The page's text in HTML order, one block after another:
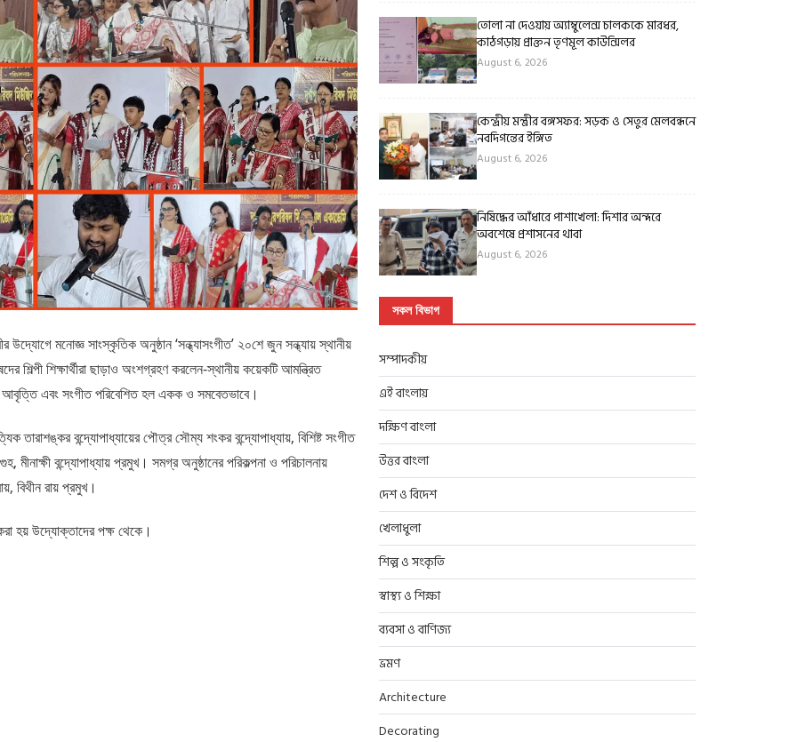
উদ্যোগে মনোজ্ঞ সাংস্কৃতিক অনুষ্ঠান ‘সন্ধ্যাসংগীত’ ২০শে জুন সন্ধ্যায় স্থানীয়
শিক্ষার্থীরা ছাড়াও অংশগ্রহণ করলেন-স্থানীয় কয়েকটি আমন্ত্রিত
এবং সংগীত পরিবেশিত হল একক ও সমবেতভাবে।
তারাশঙ্কর বন্দ্যোপাধ্যায়ের পৌত্র সৌম্য শংকর বন্দ্যোপাধ্যায়, বিশিষ্ট সংগীত
বন্দ্যোপাধ্যায় প্রমুখ। সমগ্র অনুষ্ঠানের পরিকল্পনা ও পরিচালনায়
বিথীন রায় প্রমুখ।
হয় উদ্যোক্তাদের পক্ষ থেকে।
তোলা না দেওয়ায় অ্যাম্বুলেন্স চালককে মারধর,
কাঠগড়ায় প্রাক্তন তৃণমূল কাউন্সিলর
August 6, 2026
কেন্দ্রীয় মন্ত্রীর বঙ্গসফর: সড়ক ও সেতুর মেলবন্ধনে
নবদিগন্তের ইঙ্গিত
August 6, 2026
নিষিদ্ধের আঁধারে পাশাখেলা: দিশার অন্দরে
অবশেষে প্রশাসনের থাবা
August 6, 2026
সকল বিভাগ
সম্পাদকীয়
এই বাংলায়
দক্ষিণ বাংলা
উত্তর বাংলা
দেশ ও বিদেশ
খেলাধুলা
শিল্প ও সংকৃতি
স্বাস্থ্য ও শিক্ষা
ব্যবসা ও বাণিজ্য
ভ্রমণ
Architecture
Decorating